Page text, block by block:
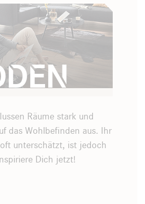
Räume stark und
das Wohlbefinden aus. Ihr
unterschätzt, ist jedoch
Dich jetzt!